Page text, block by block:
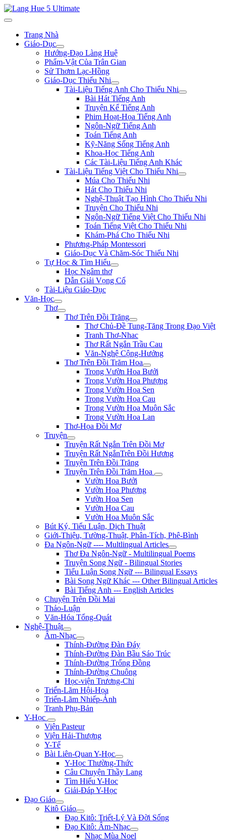
Trang Nhà
Giáo-Dục
Hướng-Đạo Làng Huệ
Phẩm-Vật Của Trân Gian
Sử Thơm Lạc-Hồng
Giáo-Dục Thiếu Nhi
Tài-Liệu Tiếng Anh Cho Thiếu Nhi
Bài Hát Tiếng Anh
Truyện Kể Tiếng Anh
Phim Hoạt-Họa Tiếng Anh
Ngôn-Ngữ Tiếng Anh
Toán Tiếng Anh
Kỹ-Năng Sống Tiếng Anh
Khoa-Học Tiếng Anh
Các Tài-Liệu Tiếng Anh Khác
Tài-Liệu Tiếng Việt Cho Thiếu Nhi
Múa Cho Thiếu Nhi
Hát Cho Thiếu Nhi
Nghệ-Thuật Tạo Hình Cho Thiếu Nhi
Truyện Cho Thiếu Nhi
Ngôn-Ngữ Tiếng Việt Cho Thiếu Nhi
Toán Tiếng Việt Cho Thiếu Nhi
Khám-Phá Cho Thiếu Nhi
Phương-Pháp Montessori
Giáo-Dục Và Chăm-Sóc Thiếu Nhi
Tự Học & Tìm Hiểu
Học Ngâm thơ
Dẫn Giải Vọng Cổ
Tài-Liệu Giáo-Dục
Văn-Học
Thơ
Thơ Trên Đồi Trăng
Thơ Chủ-Đề Tung-Tăng Trong Đạo Việt
Tranh Thơ-Nhac
Thơ Rất Ngắn Trầu Cau
Văn-Nghệ Cộng-Hưởng
Thơ Trên Đồi Trăm Hoa
Trong Vườn Hoa Bưởi
Trong Vườn Hoa Phượng
Trong Vườn Hoa Sen
Trong Vườn Hoa Cau
Trong Vườn Hoa Muôn Sắc
Trong Vườn Hoa Lan
Thơ-Họa Đồi Mơ
Truyện
Truyện Rất Ngắn Trên Đồi Mơ
Truyện Rất NgắnTrên Đồi Hương
Truyện Trên Đồi Trăng
Truyện Trên Đồi Trăm Hoa
Vườn Hoa Bưởi
Vườn Hoa Phượng
Vườn Hoa Sen
Vườn Hoa Cau
Vườn Hoa Muôn Sắc
Bút Ký, Tiểu Luận, Dịch Thuật
Giới-Thiệu, Tường-Thuật, Phân-Tích, Phê-Bình
Đa Ngôn-Ngữ ---- Multlingual Articles
Thơ Đa Ngôn-Ngữ - Multilingual Poems
Truyện Song Ngữ - Bilingual Stories
Tiểu Luận Song Ngữ --- Bilingual Essays
Bài Song Ngữ Khác --- Other Bilingual Articles
Bài Tiếng Anh --- English Articles
Chuyện Trên Đồi Mai
Thảo-Luận
Văn-Hóa Tổng-Quát
Nghệ-Thuật
Âm-Nhạc
Thính-Đường Đàn Đáy
Thính-Đường Đàn Bầu Sáo Trúc
Thính-Đường Trống Đồng
Thính-Đường Chuông
Học-viện Trương-Chi
Triển-Lãm Hội-Họa
Triển-Lãm Nhiếp-Ảnh
Tranh Phụ-Bản
Y-Học
Viện Pasteur
Viện Hải-Thượng
Y-Tế
Bài Liên-Quan Y-Học
Y-Học Thường-Thức
Câu Chuyện Thầy Lang
Tìm Hiểu Y-Hoc
Giải-Đáp Y-Học
Đạo Giáo
Kitô Giáo
Đạo Kitô: Triết-Lý Và Đời Sống
Đạo Kitô: Âm-Nhạc
Nhạc Mùa Noel